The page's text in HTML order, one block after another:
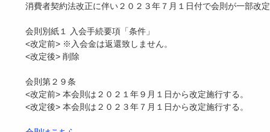
消費者契約法改正に伴い２０２３年７月１日付で会則が一部改
会則別紙１ 入会手続要項「条件」
<改定前> ※入会金は返還致しません。
<改定後> 削除
会則第２９条
<改定前> 本会則は２０２１年９月１日から改定施行する。
<改定後> 本会則は２０２３年７月１日から改定施行する。